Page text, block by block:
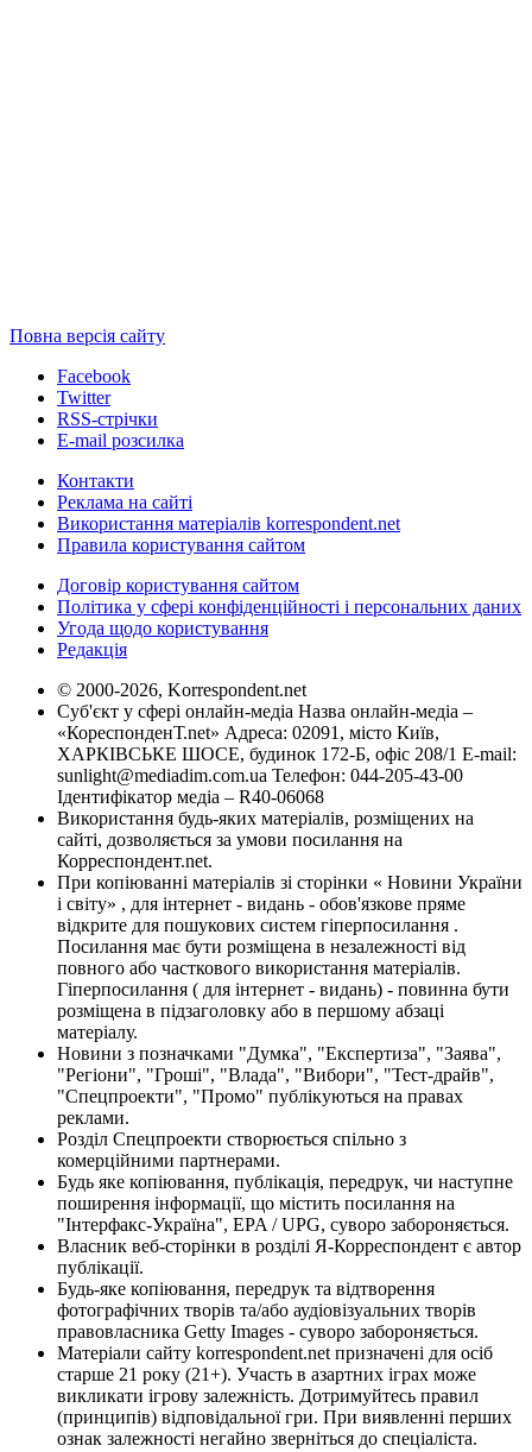
Повна версія сайту
Facebook
Twitter
RSS-стрічки
E-mail розсилка
Контакти
Реклама на сайті
Використання матеріалів korrespondent.net
Правила користування сайтом
Договір користування сайтом
Політика у сфері конфіденційності і персональних даних
Угода щодо користування
Редакція
© 2000-2026, Korrespondent.net
Суб'єкт у сфері онлайн-медіа Назва онлайн-медіа –
«КореспонденТ.net» Адреса: 02091, місто Київ,
ХАРКІВСЬКЕ ШОСЕ, будинок 172-Б, офіс 208/1 E-mail:
sunlight@mediadim.com.ua Телефон: 044-205-43-00
Ідентифікатор медіа – R40-06068
Використання будь-яких матеріалів, розміщених на
сайті, дозволяється за умови посилання на
Корреспондент.net.
При копіюванні матеріалів зі сторінки « Новини України
і світу» , для інтернет - видань - обов'язкове пряме
відкрите для пошукових систем гіперпосилання .
Посилання має бути розміщена в незалежності від
повного або часткового використання матеріалів.
Гіперпосилання ( для інтернет - видань) - повинна бути
розміщена в підзаголовку або в першому абзаці
матеріалу.
Новини з позначками "Думка", "Експертиза", "Заява",
"Регіони", "Гроші", "Влада", "Вибори", "Тест-драйв",
"Спецпроекти", "Промо" публікуються на правах
реклами.
Розділ Спецпроекти створюється спільно з
комерційними партнерами.
Будь яке копіювання, публікація, передрук, чи наступне
поширення інформації, що містить посилання на
"Інтерфакс-Україна", EPA / UPG, суворо забороняється.
Власник веб-сторінки в розділі Я-Корреспондент є автор
публікації.
Будь-яке копіювання, передрук та відтворення
фотографічних творів та/або аудіовізуальних творів
правовласника Getty Images - суворо забороняється.
Матеріали сайту korrespondent.net призначені для осіб
старше 21 року (21+). Участь в азартних іграх може
викликати ігрову залежність. Дотримуйтесь правил
(принципів) відповідальної гри. При виявленні перших
ознак залежності негайно зверніться до спеціаліста.